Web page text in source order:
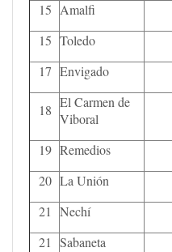
15 Amalfi
15 Toledo
17 Envigado
18 El Carmen de
Viboral
19 Remedios
20 La Unión
21 Nechí
21 Sabaneta